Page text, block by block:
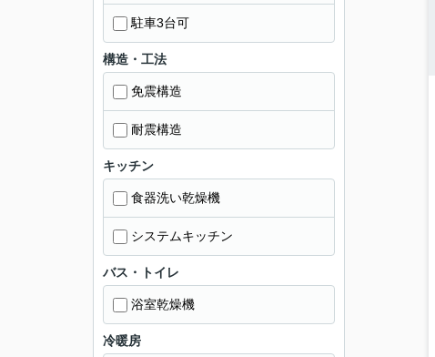
駐車3台可
構造・工法
免震構造
耐震構造
キッチン
食器洗い乾燥機
システムキッチン
バス・トイレ
浴室乾燥機
冷暖房